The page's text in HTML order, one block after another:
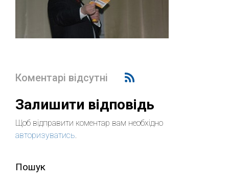
Коментарі відсутні
Залишити відповідь
Щоб відправити коментар вам необхідно
авторизуватись.
Пошук